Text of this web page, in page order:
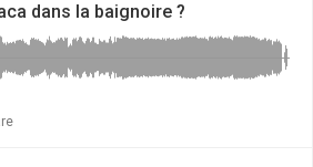
dans la baignoire ?